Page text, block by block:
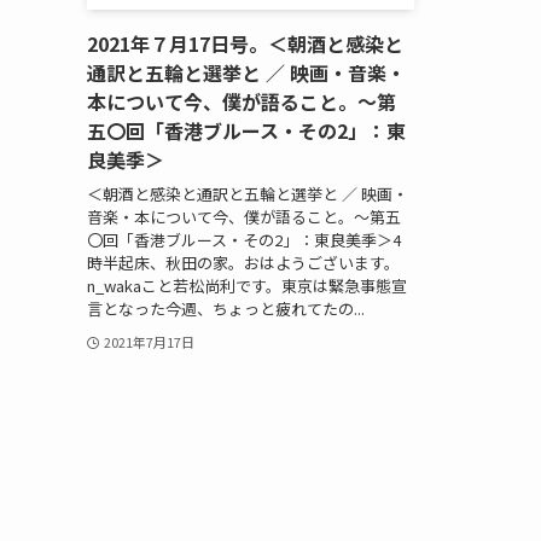
2021年７月17日号。＜朝酒と感染と
通訳と五輪と選挙と ／ 映画・音楽・
本について今、僕が語ること。～第
五〇回「香港ブルース・その2」：東
良美季＞
＜朝酒と感染と通訳と五輪と選挙と ／ 映画・
音楽・本について今、僕が語ること。～第五
〇回「香港ブルース・その2」：東良美季＞4
時半起床、秋田の家。おはようございます。
n_wakaこと若松尚利です。東京は緊急事態宣
言となった今週、ちょっと疲れてたの...
2021年7月17日